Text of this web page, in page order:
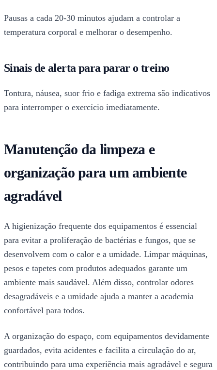
Pausas a cada 20-30 minutos ajudam a controlar a
temperatura corporal e melhorar o desempenho.
Sinais de alerta para parar o treino
Tontura, náusea, suor frio e fadiga extrema são indicativos
para interromper o exercício imediatamente.
Manutenção da limpeza e
organização para um ambiente
agradável
A higienização frequente dos equipamentos é essencial
para evitar a proliferação de bactérias e fungos, que se
desenvolvem com o calor e a umidade. Limpar máquinas,
pesos e tapetes com produtos adequados garante um
ambiente mais saudável. Além disso, controlar odores
desagradáveis e a umidade ajuda a manter a academia
confortável para todos.
A organização do espaço, com equipamentos devidamente
guardados, evita acidentes e facilita a circulação do ar,
contribuindo para uma experiência mais agradável e segura